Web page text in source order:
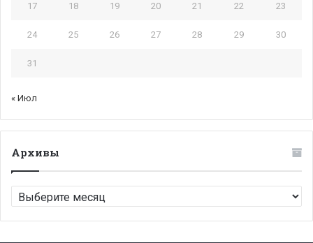
17 18 19 20 21 22 23
24 25 26 27 28 29 30
31
« Июл
Архивы
Архивы